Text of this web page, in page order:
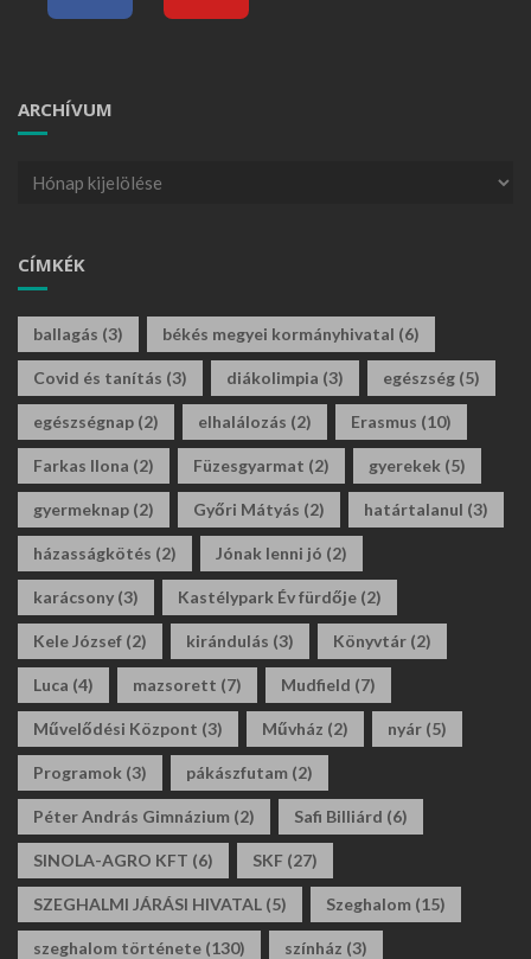
ARCHÍVUM
CÍMKÉK
ballagás (3) békés megyei kormányhivatal (6)
Covid és tanítás (3) diákolimpia (3) egészség (5)
egészségnap (2) elhalálozás (2) Erasmus (10)
Farkas Ilona (2) Füzesgyarmat (2) gyerekek (5)
gyermeknap (2) Győri Mátyás (2) határtalanul (3)
házasságkötés (2) Jónak lenni jó (2)
karácsony (3) Kastélypark Év fürdője (2)
Kele József (2) kirándulás (3) Könyvtár (2)
Luca (4) mazsorett (7) Mudfield (7)
Művelődési Központ (3) Művház (2) nyár (5)
Programok (3) pákászfutam (2)
Péter András Gimnázium (2) Safi Billiárd (6)
SINOLA-AGRO KFT (6) SKF (27)
SZEGHALMI JÁRÁSI HIVATAL (5) Szeghalom (15)
szeghalom története (130) színház (3)